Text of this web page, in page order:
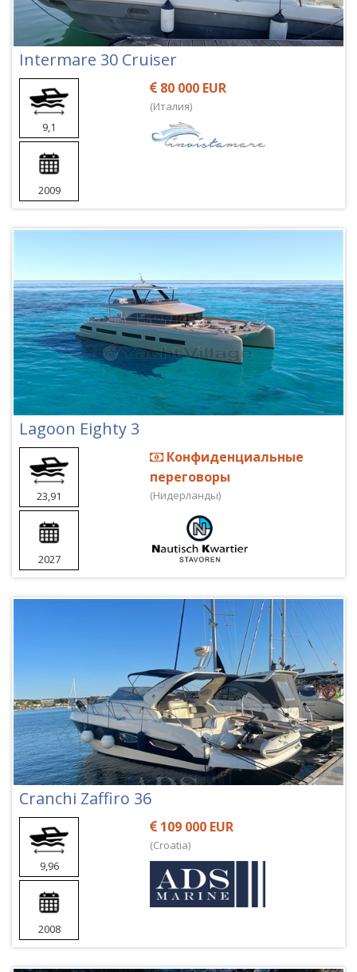
Intermare 30 Cruiser
9,1
2009
80 000 EUR
(Италия)
Lagoon Eighty 3
23,91
2027
Конфиденциальные
переговоры
(Нидерланды)
Cranchi Zaffiro 36
9,96
2008
109 000 EUR
(Croatia)